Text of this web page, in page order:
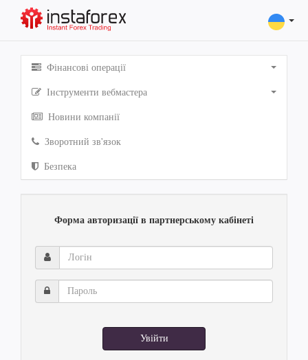
Фінансові операції
Інструменти вебмастера
Новини компанії
Зворотний зв'язок
Безпека
Форма авторизації в партнерському кабінеті
Логін
Пароль
Увійти